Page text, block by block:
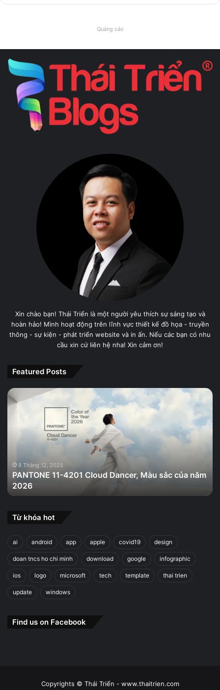
Quảng cáo
Xin chào bạn! Thái Triển là một người yêu thích sự sáng tạo và
hoàn hảo! Mình hoạt động trên lĩnh vực thiết kế đồ họa - truyền
thông - sự kiện - phát triển website và in ấn. Nếu các bạn có nhu
cầu xin cứ liên hệ nha! Xin cảm ơn!
Featured Posts
PANTONE
11-
Màu
của
năm
2026
8 Tháng 12, 2025
PANTONE 11-4201 Cloud Dancer, Màu sắc của năm
2026
Từ khóa hot
ai android app apple covid19 design
doan tncs ho chi minh download google infographic
ios logo microsoft tech template thai trien
update windows
Find us on Facebook
Copyrights © Thái Triển - www.thaitrien.com